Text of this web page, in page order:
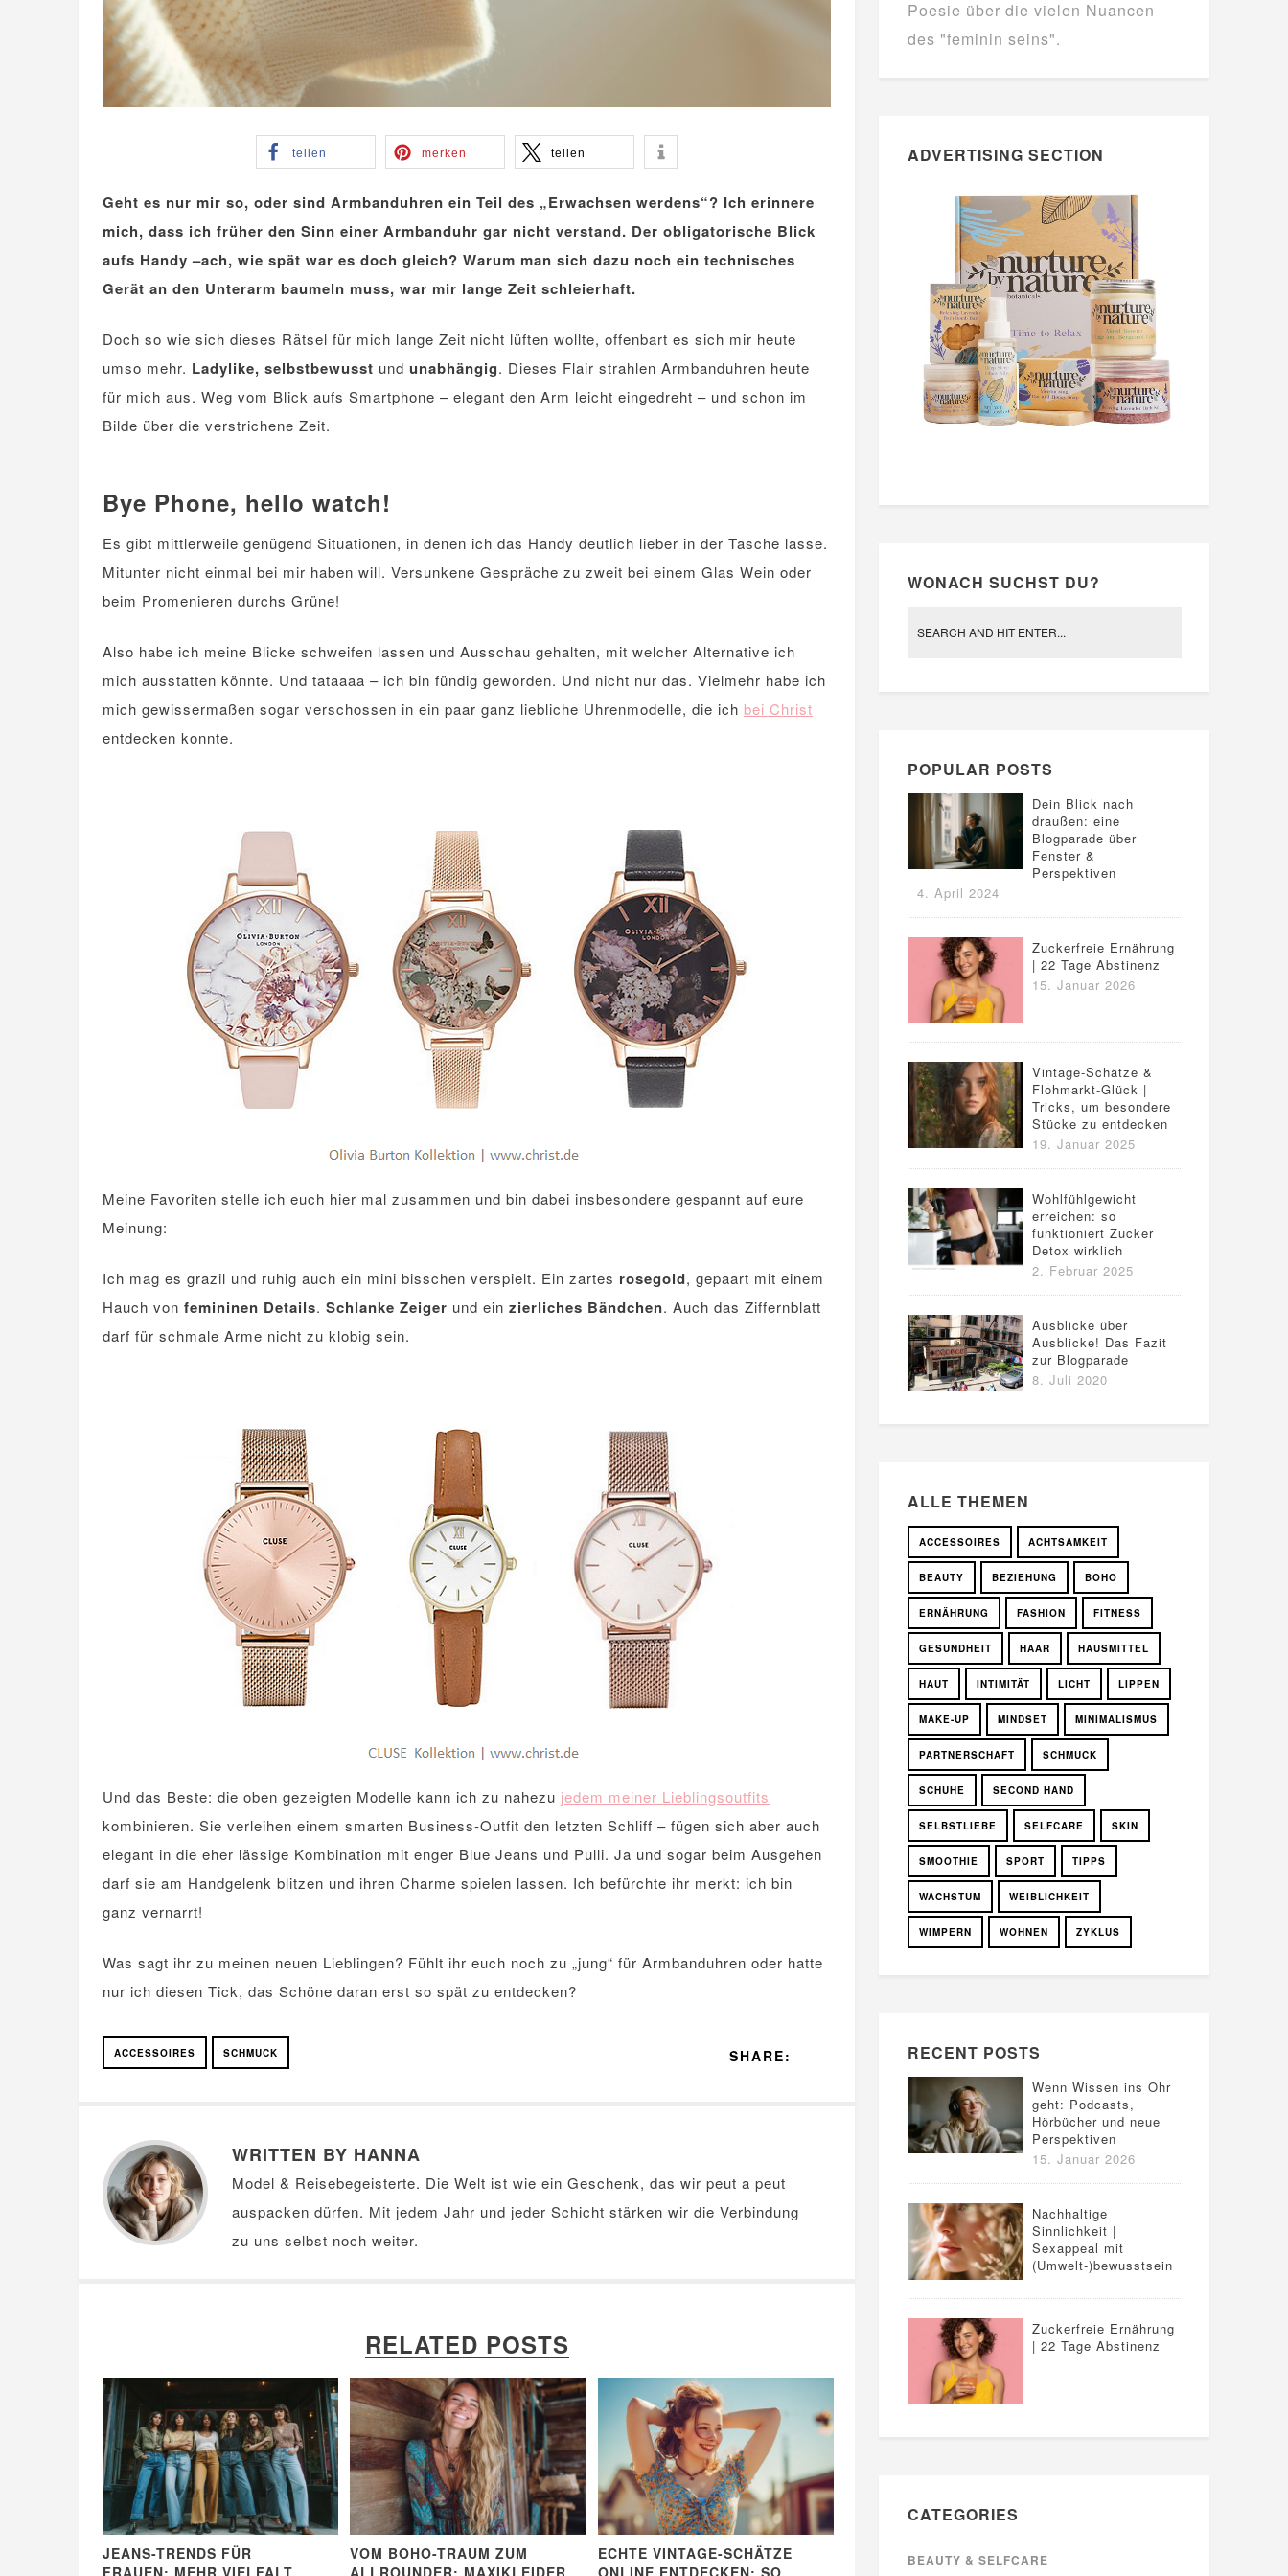
teilen merken teilen
Geht es nur mir so, oder sind Armbanduhren ein Teil des „Erwachsen werdens“? Ich erinnere
mich, dass ich früher den Sinn einer Armbanduhr gar nicht verstand. Der obligatorische Blick
aufs Handy –ach, wie spät war es doch gleich? Warum man sich dazu noch ein technisches
Gerät an den Unterarm baumeln muss, war mir lange Zeit schleierhaft.
Doch so wie sich dieses Rätsel für mich lange Zeit nicht lüften wollte, offenbart es sich mir heute
umso mehr. Ladylike, selbstbewusst und unabhängig. Dieses Flair strahlen Armbanduhren heute
für mich aus. Weg vom Blick aufs Smartphone – elegant den Arm leicht eingedreht – und schon im
Bilde über die verstrichene Zeit.
Bye Phone, hello watch!
Es gibt mittlerweile genügend Situationen, in denen ich das Handy deutlich lieber in der Tasche lasse.
Mitunter nicht einmal bei mir haben will. Versunkene Gespräche zu zweit bei einem Glas Wein oder
beim Promenieren durchs Grüne!
Also habe ich meine Blicke schweifen lassen und Ausschau gehalten, mit welcher Alternative ich
mich ausstatten könnte. Und tataaaa – ich bin fündig geworden. Und nicht nur das. Vielmehr habe ich
mich gewissermaßen sogar verschossen in ein paar ganz liebliche Uhrenmodelle, die ich bei Christ
entdecken konnte.
Meine Favoriten stelle ich euch hier mal zusammen und bin dabei insbesondere gespannt auf eure
Meinung:
Ich mag es grazil und ruhig auch ein mini bisschen verspielt. Ein zartes rosegold, gepaart mit einem
Hauch von femininen Details. Schlanke Zeiger und ein zierliches Bändchen. Auch das Ziffernblatt
darf für schmale Arme nicht zu klobig sein.
Und das Beste: die oben gezeigten Modelle kann ich zu nahezu jedem meiner Lieblingsoutfits
kombinieren. Sie verleihen einem smarten Business-Outfit den letzten Schliff – fügen sich aber auch
elegant in die eher lässige Kombination mit enger Blue Jeans und Pulli. Ja und sogar beim Ausgehen
darf sie am Handgelenk blitzen und ihren Charme spielen lassen. Ich befürchte ihr merkt: ich bin
ganz vernarrt!
Was sagt ihr zu meinen neuen Lieblingen? Fühlt ihr euch noch zu „jung“ für Armbanduhren oder hatte
nur ich diesen Tick, das Schöne daran erst so spät zu entdecken?
ACCESSOIRES SCHMUCK SHARE:
WRITTEN BY HANNA
Model & Reisebegeisterte. Die Welt ist wie ein Geschenk, das wir peut a peut
auspacken dürfen. Mit jedem Jahr und jeder Schicht stärken wir die Verbindung
zu uns selbst noch weiter.
RELATED POSTS
JEANS-TRENDS FÜR
VOM BOHO-TRAUM ZUM
ECHTE VINTAGE-SCHÄTZE
Poesie über die vielen Nuancen
des "feminin seins".
ADVERTISING SECTION
WONACH SUCHST DU?
POPULAR POSTS
Dein Blick nach
draußen: eine
Blogparade über
Fenster &
Perspektiven
4. April 2024
Zuckerfreie Ernährung
| 22 Tage Abstinenz
15. Januar 2026
Vintage-Schätze &
Flohmarkt-Glück |
Tricks, um besondere
Stücke zu entdecken
19. Januar 2025
Wohlfühlgewicht
erreichen: so
funktioniert Zucker
Detox wirklich
2. Februar 2025
Ausblicke über
Ausblicke! Das Fazit
zur Blogparade
8. Juli 2020
ALLE THEMEN
ACCESSOIRES ACHTSAMKEIT
BEAUTY BEZIEHUNG BOHO
ERNÄHRUNG FASHION FITNESS
GESUNDHEIT HAAR HAUSMITTEL
HAUT INTIMITÄT LICHT LIPPEN
MAKE-UP MINDSET MINIMALISMUS
PARTNERSCHAFT SCHMUCK
SCHUHE SECOND HAND
SELBSTLIEBE SELFCARE SKIN
SMOOTHIE SPORT TIPPS
WACHSTUM WEIBLICHKEIT
WIMPERN WOHNEN ZYKLUS
RECENT POSTS
Wenn Wissen ins Ohr
geht: Podcasts,
Hörbücher und neue
Perspektiven
15. Januar 2026
Nachhaltige
Sinnlichkeit |
Sexappeal mit
(Umwelt-)bewusstsein
Zuckerfreie Ernährung
| 22 Tage Abstinenz
CATEGORIES
BEAUTY & SELFCARE